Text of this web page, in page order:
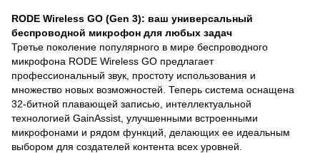
RODE Wireless GO (Gen 3): ваш универсальный
беспроводной микрофон для любых задач
Третье поколение популярного в мире беспроводного
микрофона RODE Wireless GO предлагает
профессиональный звук, простоту использования и
множество новых возможностей. Теперь система оснащена
32-битной плавающей записью, интеллектуальной
технологией GainAssist, улучшенными встроенными
микрофонами и рядом функций, делающих ее идеальным
выбором для создателей контента всех уровней.